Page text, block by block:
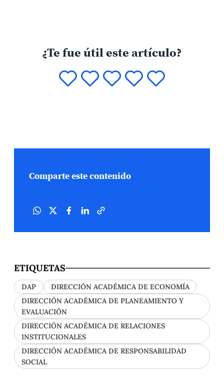
¿Te fue útil este artículo?
Comparte este contenido
ETIQUETAS
DAP
DIRECCIÓN ACADÉMICA DE ECONOMÍA
DIRECCIÓN ACADÉMICA DE PLANEAMIENTO Y
EVALUACIÓN
DIRECCIÓN ACADÉMICA DE RELACIONES
INSTITUCIONALES
DIRECCIÓN ACADÉMICA DE RESPONSABILIDAD
SOCIAL